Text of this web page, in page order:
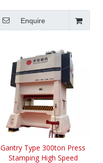
Enquire
Gantry Type 300ton Press
Stamping High Speed